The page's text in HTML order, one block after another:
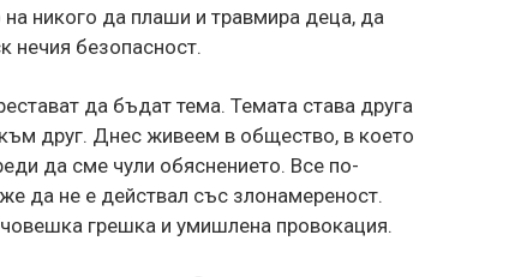
никого да плаши и травмира деца, да
нечия безопасност.
да бъдат тема. Темата става друга
друг. Днес живеем в общество, в което
да сме чули обяснението. Все по-
да не е действал със злонамереност.
грешка и умишлена провокация.